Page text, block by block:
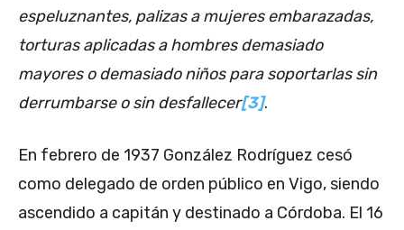
espeluznantes, palizas a mujeres embarazadas,
torturas aplicadas a hombres demasiado
mayores o demasiado niños para soportarlas sin
derrumbarse o sin desfallecer[3].
En febrero de 1937 González Rodríguez cesó
como delegado de orden público en Vigo, siendo
ascendido a capitán y destinado a Córdoba. El 16